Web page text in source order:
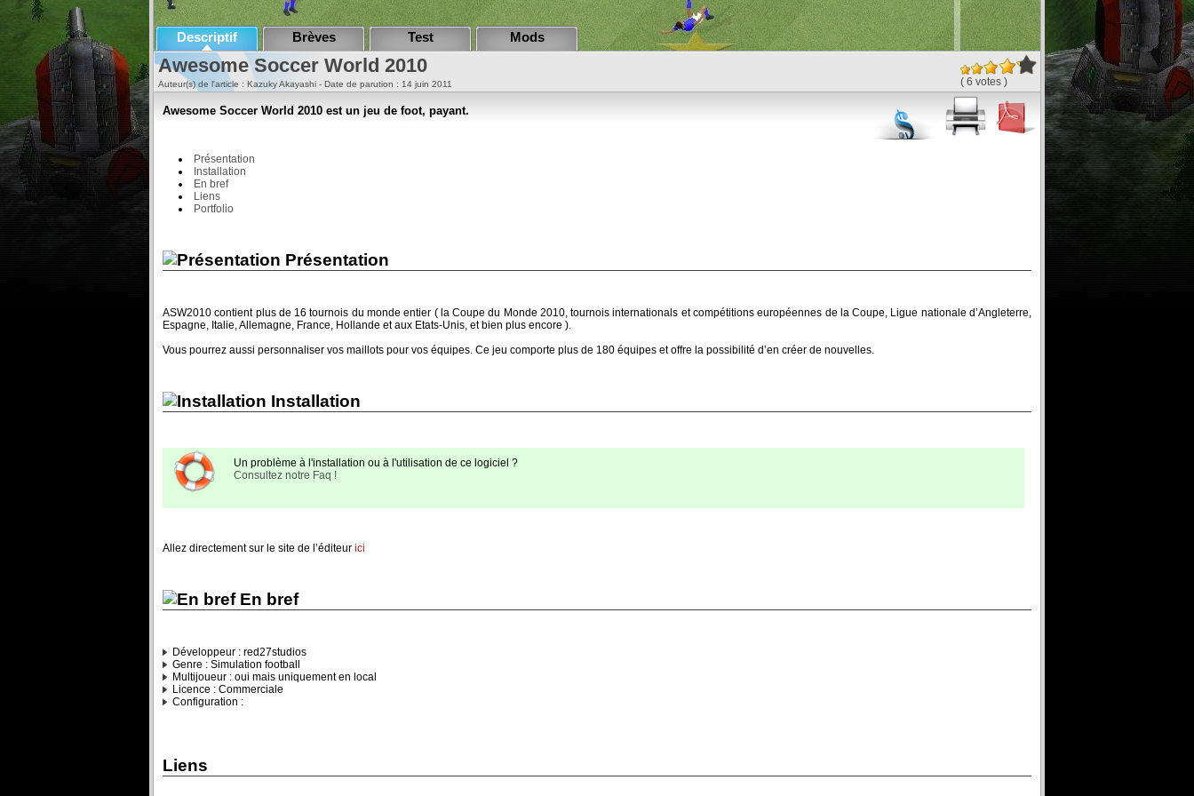
Descriptif Brèves Test Mods
( 6 votes )
Awesome Soccer World 2010
Auteur(s) de l'article : Kazuky Akayashi - Date de parution : 14 juin 2011
Awesome Soccer World 2010 est un jeu de foot, payant.
Présentation
Installation
En bref
Liens
Portfolio
Présentation
ASW2010 contient plus de 16 tournois du monde entier ( la Coupe du Monde 2010, tournois internationals et compétitions européennes de la Coupe, Ligue nationale d’Angleterre,
Espagne, Italie, Allemagne, France, Hollande et aux Etats-Unis, et bien plus encore ).
Vous pourrez aussi personnaliser vos maillots pour vos équipes. Ce jeu comporte plus de 180 équipes et offre la possibilité d’en créer de nouvelles.
Installation
Un problème à l'installation ou à l'utilisation de ce logiciel ?
Consultez notre Faq !
Allez directement sur le site de l’éditeur ici
En bref
Développeur : red27studios
Genre : Simulation football
Multijoueur : oui mais uniquement en local
Licence : Commerciale
Configuration :
Liens